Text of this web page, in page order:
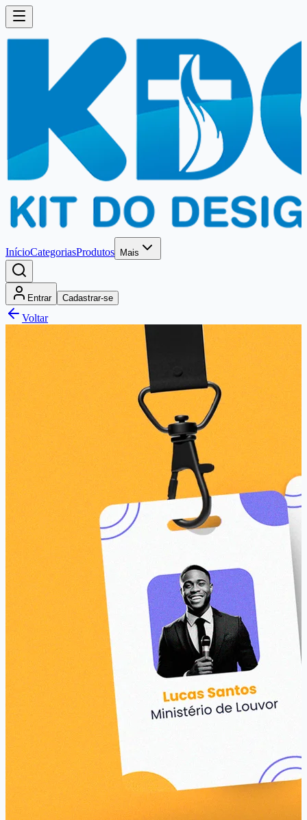
InícioCategoriasProdutos Mais
Entrar Cadastrar-se
Voltar